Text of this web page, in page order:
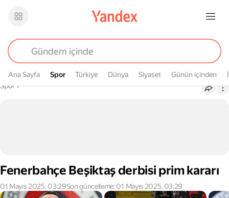
Ana Sayfa Spor
Spor Türkiye Dünya Siyaset Günün içinden
Buradasın
Spor›
Fenerbahçe Beşiktaş derbisi prim kararı
01 Mayıs 2025, 03:29Son güncelleme: 01 Mayıs 2025, 03:29